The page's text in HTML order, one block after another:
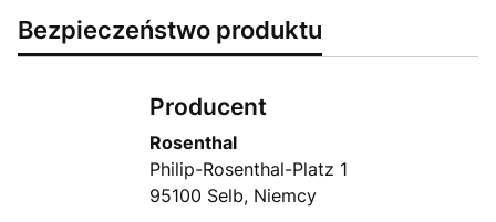
Bezpieczeństwo produktu
Producent
Rosenthal
Philip-Rosenthal-Platz 1
95100 Selb, Niemcy